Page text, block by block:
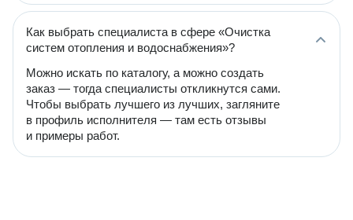
Как выбрать специалиста в сфере «Очистка
систем отопления и водоснабжения»?
Можно искать по каталогу, а можно создать
заказ — тогда специалисты откликнутся сами.
Чтобы выбрать лучшего из лучших, загляните
в профиль исполнителя — там есть отзывы
и примеры работ.